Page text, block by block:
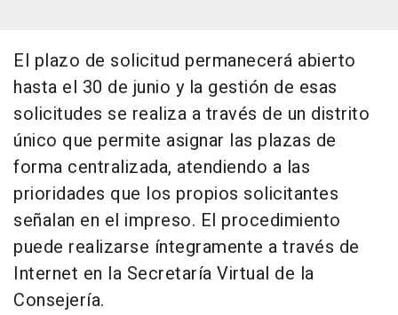
El plazo de solicitud permanecerá abierto
hasta el 30 de junio y la gestión de esas
solicitudes se realiza a través de un distrito
único que permite asignar las plazas de
forma centralizada, atendiendo a las
prioridades que los propios solicitantes
señalan en el impreso. El procedimiento
puede realizarse íntegramente a través de
Internet en la Secretaría Virtual de la
Consejería.